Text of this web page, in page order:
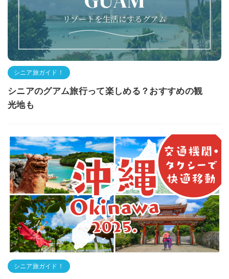
シニア旅ガイド！
シニアのグアム旅行って楽しめる？おすすめの観
光地も
シニア旅ガイド！